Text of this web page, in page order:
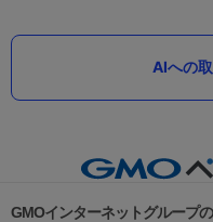
AIへの
GMOインターネットグループ